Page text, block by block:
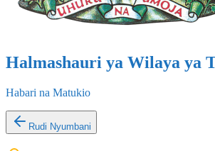
Halmashauri ya Wilaya ya
Habari na Matukio
Rudi Nyumbani